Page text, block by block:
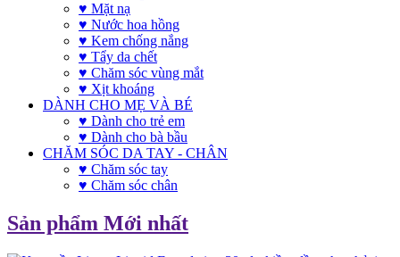
♥ Mặt nạ
♥ Nước hoa hồng
♥ Kem chống nắng
♥ Tẩy da chết
♥ Chăm sóc vùng mắt
♥ Xịt khoáng
DÀNH CHO MẸ VÀ BÉ
♥ Dành cho trẻ em
♥ Dành cho bà bầu
CHĂM SÓC DA TAY - CHÂN
♥ Chăm sóc tay
♥ Chăm sóc chân
Sản phẩm Mới nhất